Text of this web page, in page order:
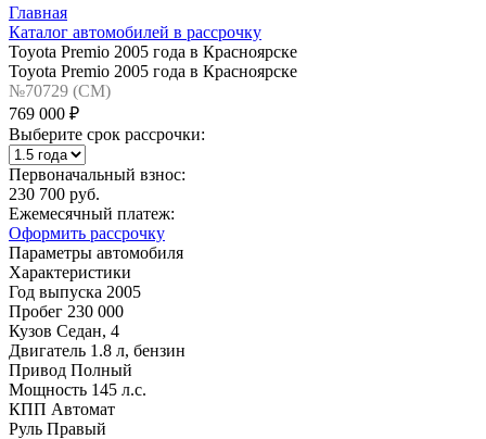
Главная
Каталог автомобилей в рассрочку
Toyota Premio 2005 года в Красноярске
Toyota Premio 2005 года в Красноярске
№70729 (CM)
769 000 ₽
Выберите срок рассрочки:
Первоначальный взнос:
230 700 руб.
Ежемесячный платеж:
Оформить рассрочку
Параметры автомобиля
Характеристики
Год выпуска 2005
Пробег 230 000
Кузов Седан, 4
Двигатель 1.8 л, бензин
Привод Полный
Мощность 145 л.с.
КПП Автомат
Руль Правый